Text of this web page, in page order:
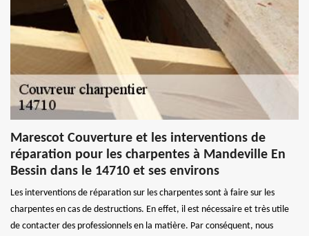
Marescot Couverture et les interventions de
réparation pour les charpentes à Mandeville En
Bessin dans le 14710 et ses environs
Les interventions de réparation sur les charpentes sont à faire sur les
charpentes en cas de destructions. En effet, il est nécessaire et très utile
de contacter des professionnels en la matière. Par conséquent, nous